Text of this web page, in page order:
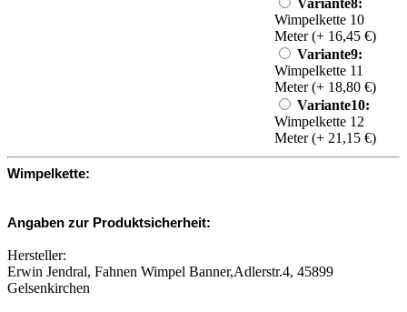
Variante8:
Wimpelkette 10
Meter (+ 16,45 €)
Variante9:
Wimpelkette 11
Meter (+ 18,80 €)
Variante10:
Wimpelkette 12
Meter (+ 21,15 €)
Wimpelkette:
Angaben zur Produktsicherheit:
Hersteller:
Erwin Jendral, Fahnen Wimpel Banner,Adlerstr.4, 45899
Gelsenkirchen